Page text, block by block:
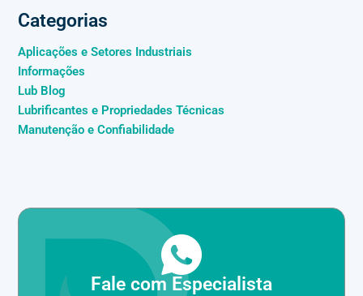
Categorias
Aplicações e Setores Industriais
Informações
Lub Blog
Lubrificantes e Propriedades Técnicas
Manutenção e Confiabilidade
Fale com Especialista